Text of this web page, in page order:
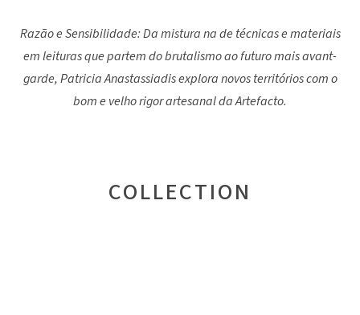
Razão e Sensibilidade: Da mistura na de técnicas e materiais
em leituras que partem do brutalismo ao futuro mais avant-
garde, Patricia Anastassiadis explora novos territórios com o
bom e velho rigor artesanal da Artefacto.
COLLECTION